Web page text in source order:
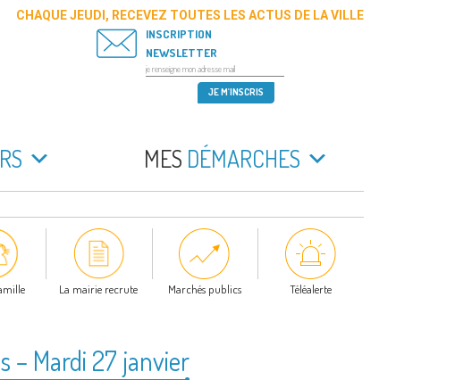
CHAQUE JEUDI, RECEVEZ TOUTES LES ACTUS DE LA VILLE
INSCRIPTION
NEWSLETTER
MES DÉMARCHES
La mairie recrute Marchés publics Téléalerte
– Mardi 27 janvier